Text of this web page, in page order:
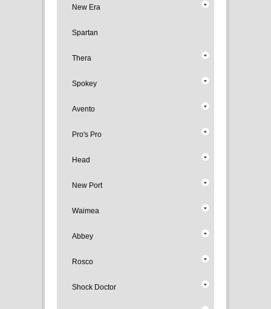
New Era
Spartan
Thera
Spokey
Avento
Pro's Pro
Head
New Port
Waimea
Abbey
Rosco
Shock Doctor